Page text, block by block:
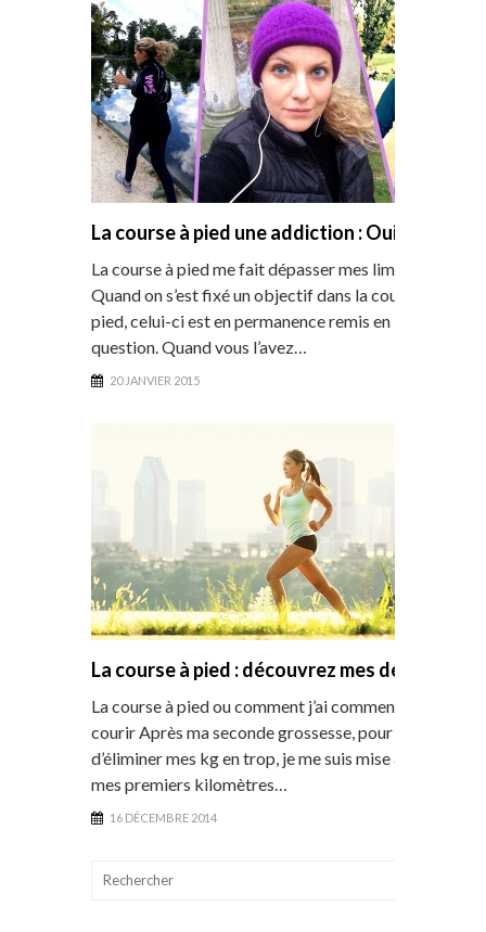
La course à pied une addiction : Oui !
La course à pied me fait dépasser mes limites
Quand on s’est fixé un objectif dans la course à
pied, celui-ci est en permanence remis en
question. Quand vous l’avez…
20 JANVIER 2015
La course à pied : découvrez mes débuts
La course à pied ou comment j’ai commencé à
courir Après ma seconde grossesse, pour tenter
d’éliminer mes kg en trop, je me suis mise à faire
mes premiers kilomètres…
16 DÉCEMBRE 2014